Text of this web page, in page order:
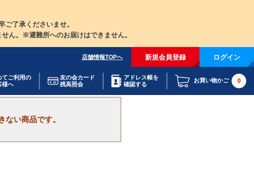
ご了承くださいませ。
ん。※避難所へのお届けはできません。
店舗情報TOPへ 新規会員登録 ログイン
てご利用の
様へ
友の会カード
残高照会
アドレス帳を
確認する
お買い物かご 0
ない商品です。